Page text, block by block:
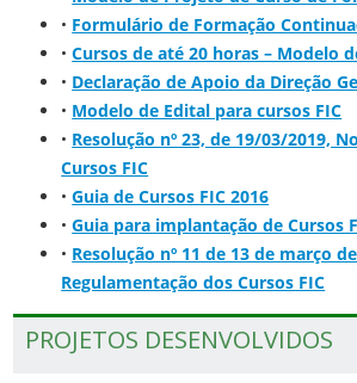
• Formulário de Formação
•Cursos de até 20 horas – Modelo
• Declaração de Apoio da Direção
• Modelo de Edital para cursos FIC
• Resolução nº 23, de 19/03/2019,
Cursos FIC
•Guia de Cursos FIC 2016
•Guia para implantação de Cursos
• Resolução nº 11 de 13 de março
Regulamentação dos Cursos FIC
PROJETOS DESENVOLVIDOS